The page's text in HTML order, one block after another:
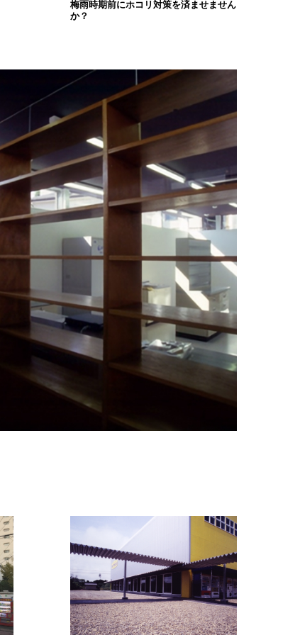
梅雨時期前にホコリ対策を済ませません
か？